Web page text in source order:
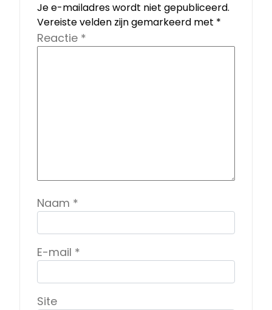
Je e-mailadres wordt niet gepubliceerd.
Vereiste velden zijn gemarkeerd met *
Reactie *
Naam *
E-mail *
Site